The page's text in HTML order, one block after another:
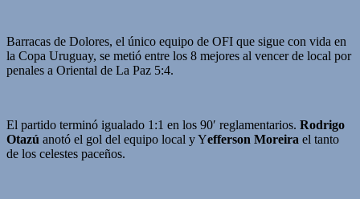
Barracas de Dolores, el único equipo de OFI que sigue con vida en
la Copa Uruguay, se metió entre los 8 mejores al vencer de local por
penales a Oriental de La Paz 5:4.
El partido terminó igualado 1:1 en los 90′ reglamentarios. Rodrigo
Otazú anotó el gol del equipo local y Yefferson Moreira el tanto
de los celestes paceños.